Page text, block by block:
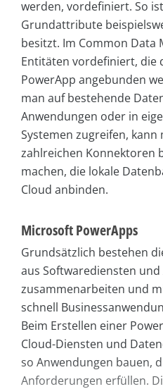
werden, vordefiniert. So
Grundattribute
besitzt. Im Common Data
Entitäten vordefiniert, die
PowerApp angebunden
man auf bestehende
Anwendungen oder in
Systemen zugreifen, kann
zahlreichen Konnektoren
machen, die lokale
Cloud anbinden.
Microsoft PowerApps
Grundsätzlich bestehen
aus Softwarediensten und
zusammenarbeiten und
schnell
Beim Erstellen einer
Cloud-Diensten und
so Anwendungen bauen,
Anforderungen erfüllen.